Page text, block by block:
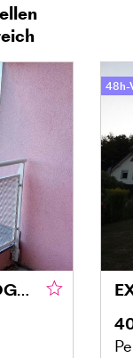
DG MAISONETTE MIT LOGGIA UND GRÜNBLICK IN DONAU NÄHE
48h-